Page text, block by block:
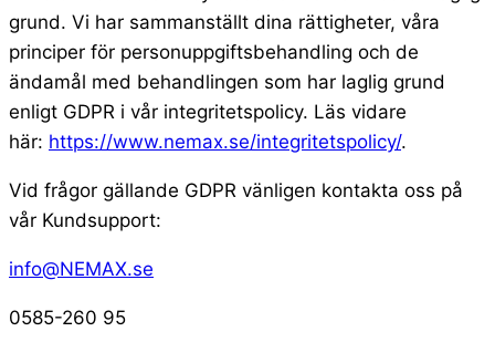
grund. Vi har sammanställt dina rättigheter, våra
principer för personuppgiftsbehandling och de
ändamål med behandlingen som har laglig grund
enligt GDPR i vår integritetspolicy. Läs vidare
här: https://www.nemax.se/integritetspolicy/.
Vid frågor gällande GDPR vänligen kontakta oss på
vår Kundsupport:
info@NEMAX.se
0585-260 95